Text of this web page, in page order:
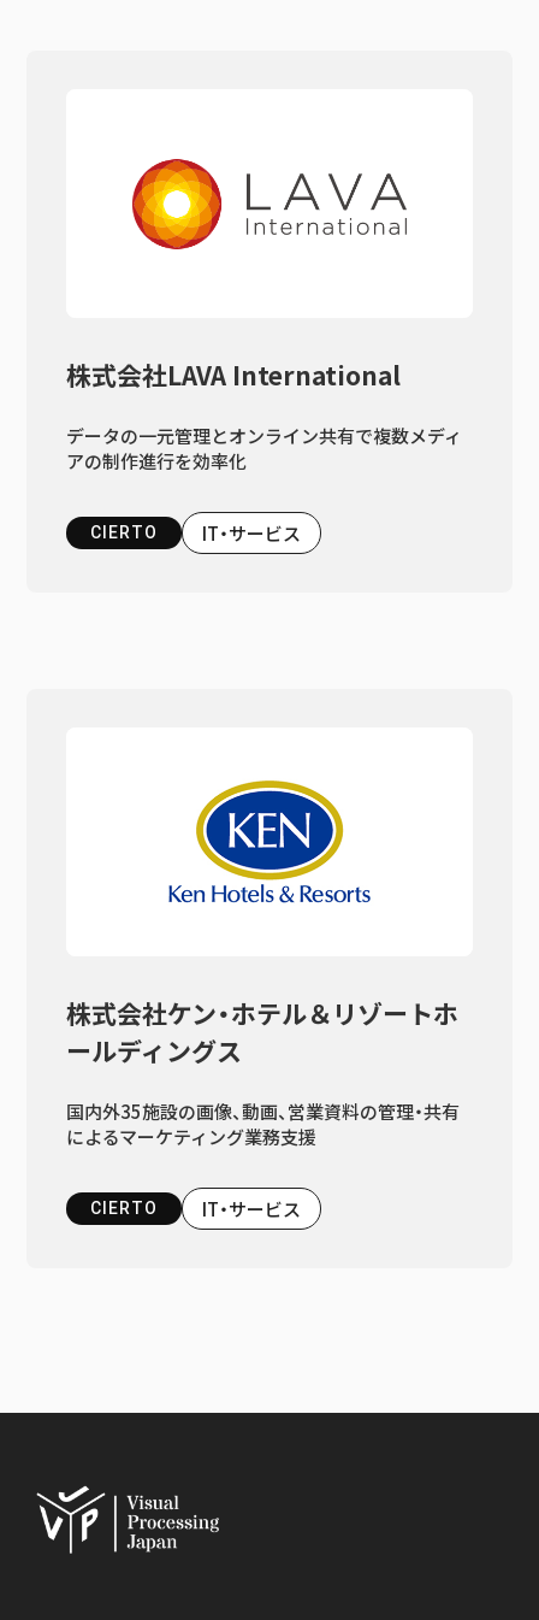
株式会社LAVA International
データの一元管理とオンライン共有で複数メディ
アの制作進行を効率化
CIERTO IT・サービス
株式会社ケン・ホテル＆リゾートホ
ールディングス
国内外35施設の画像、動画、営業資料の管理・共有
によるマーケティング業務支援
CIERTO IT・サービス